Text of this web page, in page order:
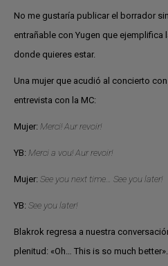
No me gustaría publicar el borrador
entrañable con Yugen que
donde quieres estar.
Una mujer que acudió al concierto
entrevista con la MC:
Mujer: Merci! Aur revoir!
YB: Merci a vou! Aur revoir!
Mujer: See you next time… See you later!
YB: See you later!
Blakrok regresa a nuestra
plenitud: «Oh… This is so much better».